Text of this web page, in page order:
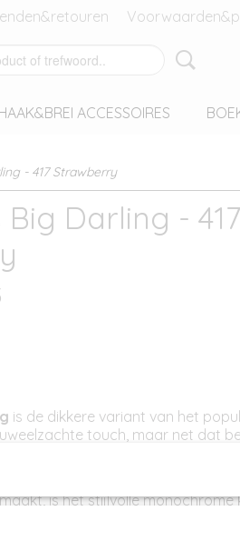
ACCESSOIRES
- 417 Strawberry
Darling - 417
is de dikkere variant van het
touch, maar net dat
is het stijlvolle monochrome
hebben prachtig vloeiende